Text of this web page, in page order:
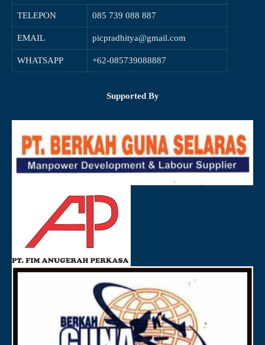
TELEPON 085 739 088 887
EMAIL picpradhitya@gmail.com
WHATSAPP +62-085739088887
Supported By